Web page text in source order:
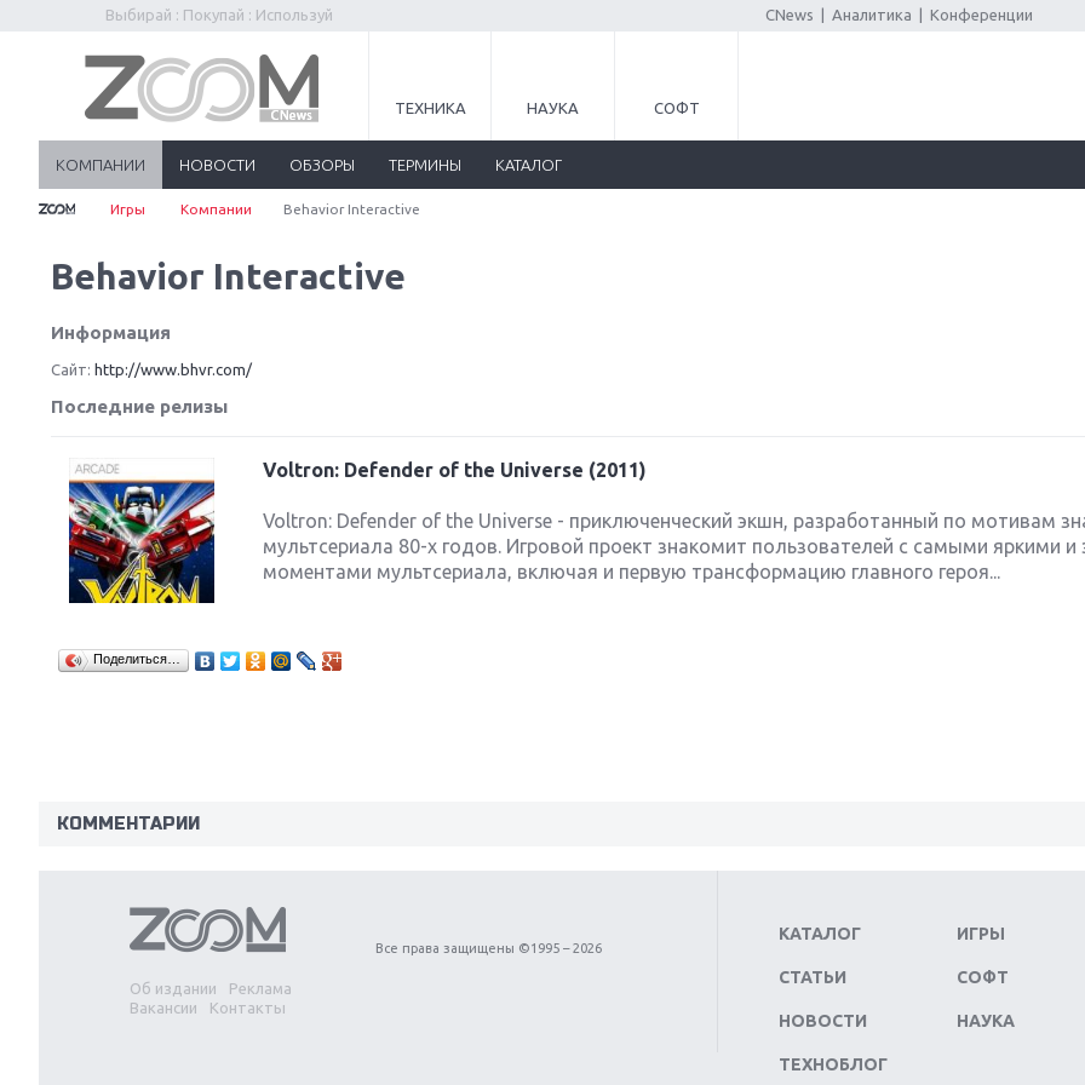
Выбирай : Покупай : Используй CNews Аналитика Конференции
ТЕХНИКА НАУКА СОФТ
КОМПАНИИ НОВОСТИ ОБЗОРЫ ТЕРМИНЫ КАТАЛОГ
Игры Компании Behavior Interactive
Behavior Interactive
Информация
Сайт: http://www.bhvr.com/
Последние релизы
Voltron: Defender of the Universe (2011)
Voltron: Defender of the Universe - приключенческий экшн, разработанный по мотивам
мультсериала 80-х годов. Игровой проект знакомит пользователей с самыми яркими
моментами мультсериала, включая и первую трансформацию главного героя...
Поделиться…
КОММЕНТАРИИ
Об издании
Реклама
Вакансии
Контакты
Все права защищены ©1995 – 2026
КАТАЛОГ
СТАТЬИ
НОВОСТИ
ТЕХНОБЛОГ
ИГРЫ
СОФТ
НАУКА